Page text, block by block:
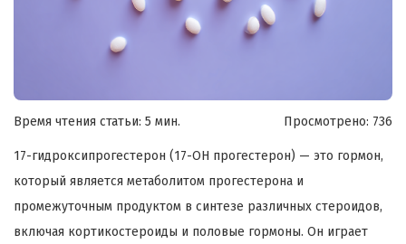
Время чтения статьи: 5 мин. Просмотрено: 736
17-гидроксипрогестерон (17-OH прогестерон) — это гормон,
который является метаболитом прогестерона и
промежуточным продуктом в синтезе различных стероидов,
включая кортикостероиды и половые гормоны. Он играет